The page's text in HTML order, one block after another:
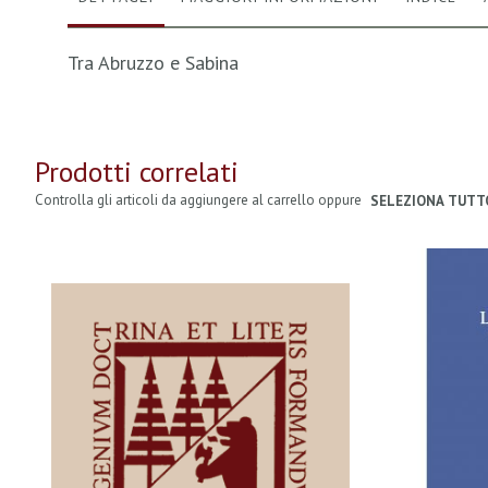
Tra Abruzzo e Sabina
Prodotti correlati
Controlla gli articoli da aggiungere al carrello oppure SELEZIONA